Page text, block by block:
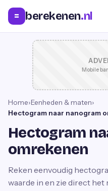
= berekenen.nl
Mobile
Home›Eenheden & maten›
Hectogram naar nanogram
Hectogram
omrekenen
Reken eenvoudig
waarde in en zie direct het